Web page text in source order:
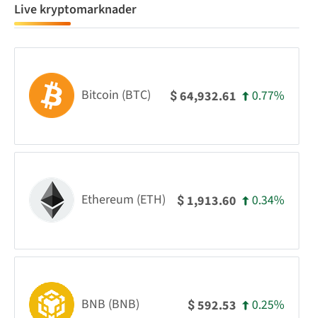
Live kryptomarknader
Bitcoin (BTC) $64,932.61 0.77%
Ethereum (ETH) $ 1,913.60 0.34%
BNB (BNB) $592.53 0.25%